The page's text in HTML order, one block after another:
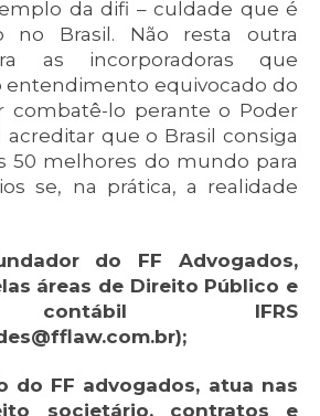
da difi – culdade que é
no Brasil. Não resta outra
as incorporadoras que
entendimento equivocado do
combatê-lo perante o Poder
acreditar que o Brasil consiga
50 melhores do mundo para
se, na prática, a realidade
do FF Advogados,
áreas de Direito Público e
IFRS
do FF advogados, atua nas
societário, contratos e